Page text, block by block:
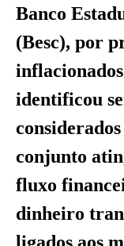
Banco
(Besc), por
identificou
conjunto
fluxo
dinheiro